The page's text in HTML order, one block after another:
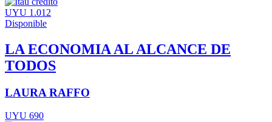
UYU 1.012
Disponible
LA ECONOMIA AL ALCANCE DE
TODOS
LAURA RAFFO
UYU 690